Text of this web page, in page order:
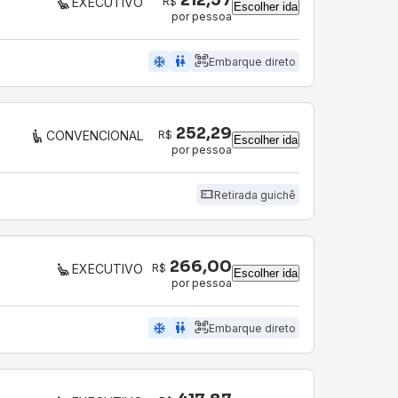
por pessoa
Escolher ida
ac_unit wc Embarque direto
CONVENCIONAL R$ 252,29
por pessoa
Escolher ida
Retirada guichê
EXECUTIVO R$ 266,00
por pessoa
Escolher ida
ac_unit wc Embarque direto